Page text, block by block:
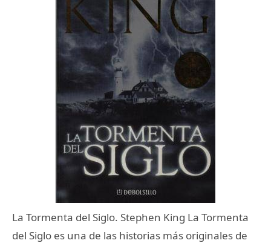
La Tormenta del Siglo. Stephen King La Tormenta
del Siglo es una de las historias más originales de